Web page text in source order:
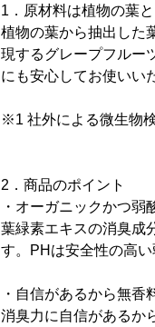
1．原材料は植物の葉
植物の葉から抽出した
現するグレープフルー
にも安心してお使いい
※1 社外による微生物
2．商品のポイント
・オーガニックかつ弱
葉緑素エキスの消臭成
す。PHは安全性の高
・自信があるから無香
消臭力に自信があるか